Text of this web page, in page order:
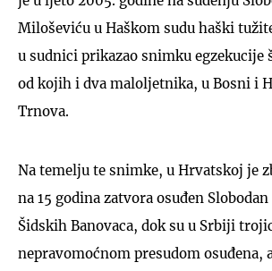
Miloševiću u Haškom sudu haški
u sudnici prikazao snimku egzekucije
od kojih i dva maloljetnika, u Bosni i
Trnova.
Na temelju te snimke, u Hrvatskoj je
na 15 godina zatvora osuđen
Šidskih Banovaca, dok su u Srbiji
nepravomoćnom presudom osuđena,